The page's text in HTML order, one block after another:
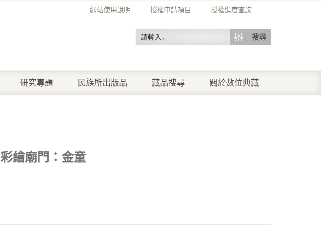
網站使用說明 授權申請項目 授權進度查詢
搜尋
研究專題 民族所出版品 藏品搜尋 關於數位典藏
彩繪廟門：金童